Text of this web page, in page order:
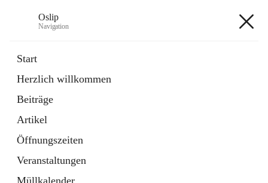
Oslip
Navigation
Start
Herzlich willkommen
Beiträge
Artikel
Öffnungszeiten
Veranstaltungen
Müllkalender
Externe Webseite
in
Tab
Bundeskanzleramt Österreich
Externe Webseite
öffnet
in
neuem
Tab